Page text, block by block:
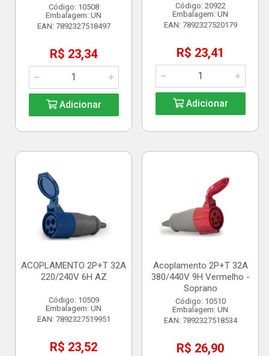
Código: 10508
Embalagem: UN
EAN: 7892327518497
R$ 23,34
Adicionar
Código: 20922
Embalagem: UN
EAN: 7892327520179
R$ 23,41
Adicionar
ACOPLAMENTO 2P+T 32A
220/240V 6H AZ
Código: 10509
Embalagem: UN
EAN: 7892327519951
R$ 23,52
Acoplamento 2P+T 32A
380/440V 9H Vermelho -
Soprano
Código: 10510
Embalagem: UN
EAN: 7892327518534
R$ 26,90